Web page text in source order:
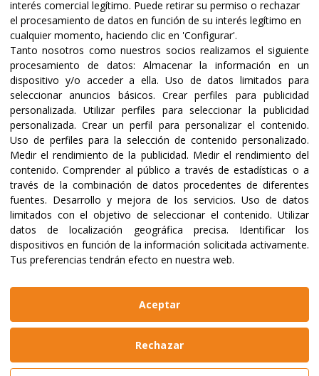
Certificaciones y acreditaciones
Manual de identidad
Web realizada porBikuma
interés comercial legítimo. Puede retirar su permiso o rechazar
el procesamiento de datos en función de su interés legítimo en
cualquier momento, haciendo clic en 'Configurar'.
Tanto nosotros como nuestros socios realizamos el siguiente
procesamiento de datos: Almacenar la información en un
dispositivo y/o acceder a ella. Uso de datos limitados para
seleccionar anuncios básicos.Crear perfiles para publicidad
personalizada. Utilizar perfiles para seleccionar la publicidad
personalizada.Crear un perfil para personalizar el contenido.
Uso de perfiles para la selección de contenido personalizado.
Medir el rendimiento de la publicidad. Medir el rendimiento del
contenido.Comprender al público a través de estadísticas o a
través de la combinación de datos procedentes de diferentes
fuentes. Desarrollo y mejora de los servicios. Uso de datos
limitados con el objetivo de seleccionar el contenido. Utilizar
datos de localización geográfica precisa. Identificar los
dispositivos en función de la información solicitada activamente.
Tus preferencias tendrán efecto en nuestra web.
Rechazar
Aceptar
Aviso Legal